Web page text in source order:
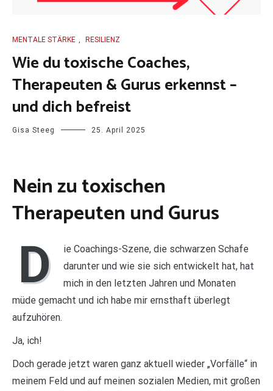
MENTALE STÄRKE RESILIENZ
Wie du toxische Coaches,
Therapeuten & Gurus erkennst –
und dich befreist
Gisa Steeg 25. April 2025
Nein zu toxischen
Therapeuten und Gurus
D
ie Coachings-Szene, die schwarzen Schafe
darunter und wie sie sich entwickelt hat, hat
mich in den letzten Jahren und Monaten
müde gemacht und ich habe mir ernsthaft überlegt
aufzuhören.
Ja, ich!
Doch gerade jetzt waren ganz aktuell wieder „Vorfälle“ in
meinem Feld und auf meinen sozialen Medien, mit großen